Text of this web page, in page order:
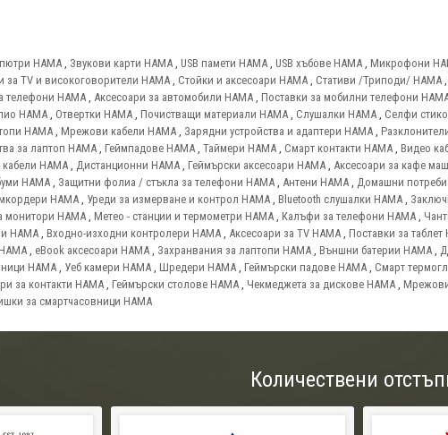
HAMA Звукови карти HAMA USB памети HAMA USB хъбове HAMA Микрофони
за TV и високоговорители HAMA Стойки и аксесоари HAMA Стативи /Триподи/ HAMA
телефони HAMA Аксесоари за автомобили HAMA Поставки за мобилни телефони
HAMA Отвертки HAMA Почистващи материали HAMA Слушалки HAMA Селфи
HAMA
Мрежови кабели HAMA Зарядни устройства и адаптери HAMA
за лаптоп HAMA Геймпадове HAMA Таймери HAMA Смарт контакти HAMA Видео
HAMA Дистанционни HAMA Геймърски аксесоари HAMA Аксесоари за кафе
HAMA Защитни фолиа / стъкла за телефони HAMA Антени HAMA Домашни потреби
HAMA Уреди за измерване и контрол HAMA Bluetooth слушалки HAMA
монитори HAMA Метео - станции и термометри HAMA Калъфи за телефони HAMA
HAMA Входно-изходни контролери HAMA Аксесоари за TV HAMA Поставки за таблет
eBook аксесоари HAMA Захранвания за лаптопи HAMA Външни батерии HAMA
HAMA Уеб камери HAMA Шредери HAMA Геймърски падове HAMA Смарт
за контакти HAMA Геймърски столове HAMA Чекмеджета за дискове HAMA
за смартчасовници HAMA
Количествени